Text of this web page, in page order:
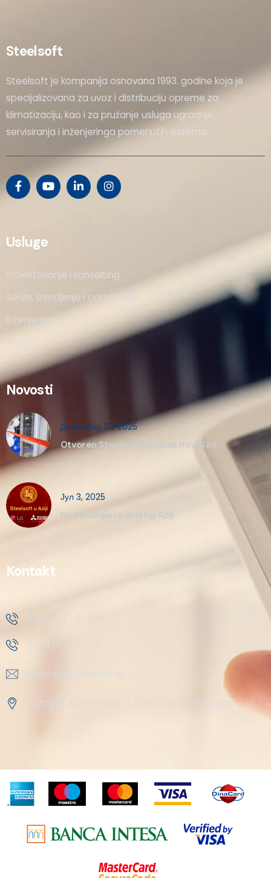
Steelsoft
Steelsoft je kompanija osnovana 1993. godine koja je
specijalizovana za uvoz i distribuciju opreme za
klimatizaciju, kao i za pružanje usluga ugradnje,
servisiranja i inženjeringa pomenutih sistema.
Usluge
Projektovanje i konsalting
Servis, izvodjenje i održavanje
Inženjering
Shop
Novosti
Децембар 23, 2025
Otvoren Steelsoft Ogranak Novi Sad
Јул 3, 2025
Naši inženjeri u dalekoj Aziji
Kontakt
+ 381 11 37 57 555
+ 381 18 41 51 230
prodaja@steelsoft.rs
Autoput za Novi Sad 71 11080, Zemun-Beograd